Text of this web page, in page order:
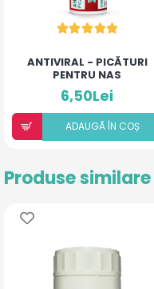
ANTIVIRAL - PICĂTURI
PENTRU NAS
6,50Lei
ADAUGÃ ÎN COȘ
Produse similare